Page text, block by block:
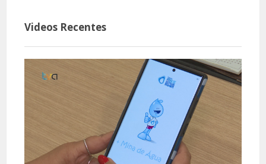
Videos Recentes